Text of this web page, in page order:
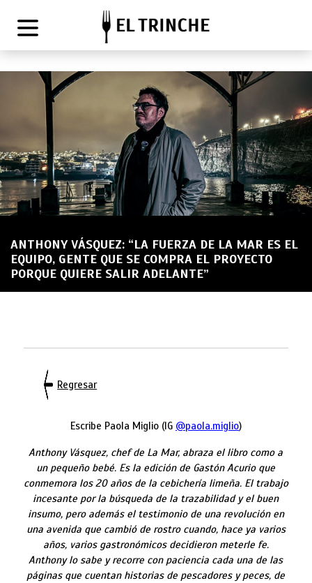
ANTHONY VÁSQUEZ: “LA FUERZA DE LA MAR ES EL
EQUIPO, GENTE QUE SE COMPRA EL PROYECTO
PORQUE QUIERE SALIR ADELANTE”
Regresar
Escribe Paola Miglio (IG @paola.miglio)
Anthony Vásquez, chef de La Mar, abraza el libro como a
un pequeño bebé. Es la edición de Gastón Acurio que
conmemora los 20 años de la cebichería limeña. El trabajo
incesante por la búsqueda de la trazabilidad y el buen
insumo, pero además el testimonio de una revolución en
una avenida que cambió de rostro cuando, hace ya varios
años, varios gastronómicos decidieron meterle fe.
Anthony lo sabe y recorre con paciencia cada una de las
páginas que cuentan historias de pescadores y peces, de